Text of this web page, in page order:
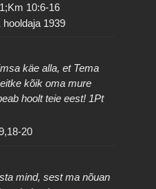
10:6-16
1939
käe alla, et Tema
kõik oma mure
hoolt teie eest! 1Pt
20
mind, sest ma nõuan